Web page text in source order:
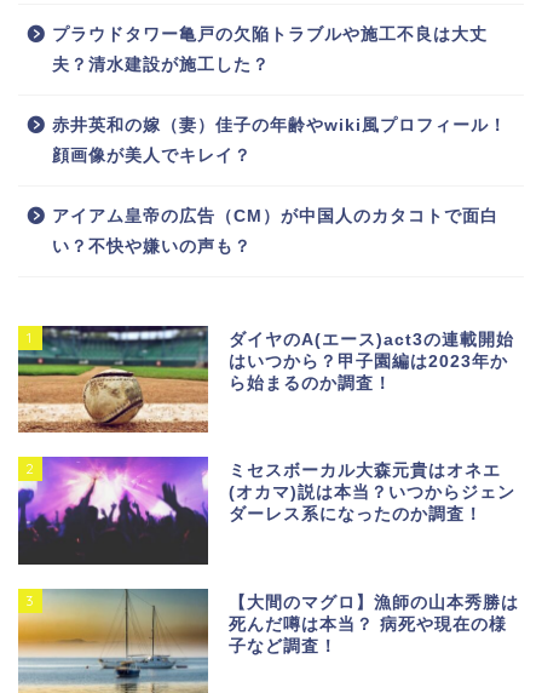
プラウドタワー亀戸の欠陥トラブルや施工不良は大丈
夫？清水建設が施工した？
赤井英和の嫁（妻）佳子の年齢やwiki風プロフィール！
顔画像が美人でキレイ？
アイアム皇帝の広告（CM）が中国人のカタコトで面白
い？不快や嫌いの声も？
1
ダイヤのA(エース)act3の連載開始
はいつから？甲子園編は2023年か
ら始まるのか調査！
2
ミセスボーカル大森元貴はオネエ
(オカマ)説は本当？いつからジェン
ダーレス系になったのか調査！
3
【大間のマグロ】漁師の山本秀勝は
死んだ噂は本当？ 病死や現在の様
子など調査！